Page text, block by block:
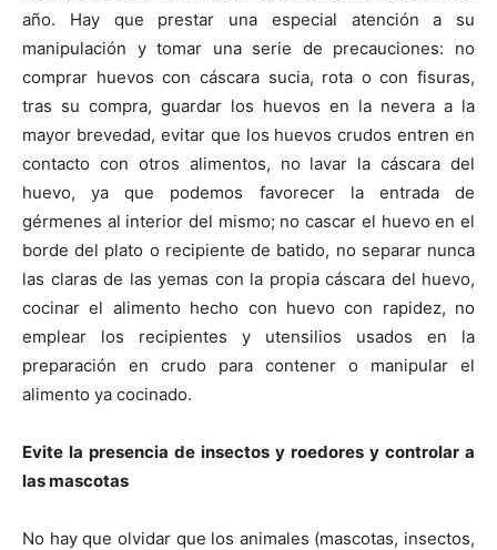
año. Hay que prestar una especial atención a su
manipulación y tomar una serie de precauciones: no
comprar huevos con cáscara sucia, rota o con fisuras,
tras su compra, guardar los huevos en la nevera a la
mayor brevedad, evitar que los huevos crudos entren en
contacto con otros alimentos, no lavar la cáscara del
huevo, ya que podemos favorecer la entrada de
gérmenes al interior del mismo; no cascar el huevo en el
borde del plato o recipiente de batido, no separar nunca
las claras de las yemas con la propia cáscara del huevo,
cocinar el alimento hecho con huevo con rapidez, no
emplear los recipientes y utensilios usados en la
preparación en crudo para contener o manipular el
alimento ya cocinado.
Evite la presencia de insectos y roedores y controlar a
las mascotas
No hay que olvidar que los animales (mascotas, insectos,